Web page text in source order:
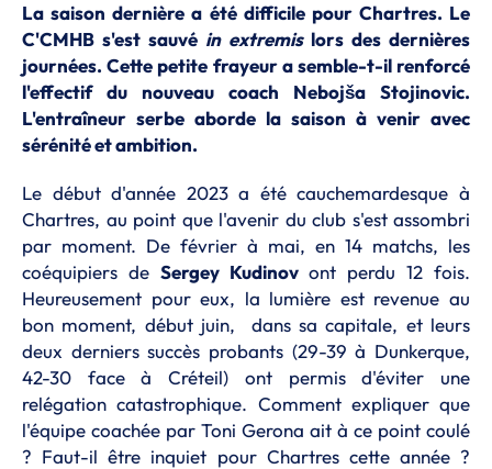
La saison dernière a été difficile pour Chartres. Le
C'CMHB s'est sauvé in extremislors des dernières
journées. Cette petite frayeur a semble-t-il renforcé
l'effectif du nouveau coach Nebojša Stojinovic.
L'entraîneur serbe aborde la saison à venir avec
sérénité et ambition.
Le début d'année 2023 a été cauchemardesque à
Chartres, au point que l'avenir du club s'est assombri
par moment. De février à mai, en 14 matchs, les
coéquipiers de Sergey Kudinov ont perdu 12 fois.
Heureusement pour eux, la lumière est revenue au
bon moment, début juin, dans sa capitale, et leurs
deux derniers succès probants (29-39 à Dunkerque,
42-30 face à Créteil) ont permis d'éviter une
relégation catastrophique. Comment expliquer que
l'équipe coachée par Toni Gerona ait à ce point coulé
? Faut-il être inquiet pour Chartres cette année ?